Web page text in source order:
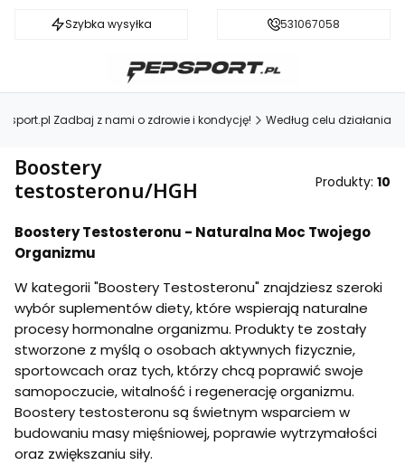
Szybka wysyłka Darmowa dostawa od 199 zł
531067058
Zadbaj z nami o zdrowie i kondycję! Według celu działania
Boostery
testosteronu/HGH
Produkty: 10
Boostery Testosteronu - Naturalna Moc Twojego
Organizmu
W kategorii "Boostery Testosteronu" znajdziesz szeroki
wybór suplementów diety, które wspierają naturalne
procesy hormonalne organizmu. Produkty te zostały
stworzone z myślą o osobach aktywnych fizycznie,
sportowcach oraz tych, którzy chcą poprawić swoje
samopoczucie, witalność i regenerację organizmu.
Boostery testosteronu są świetnym wsparciem w
budowaniu masy mięśniowej, poprawie wytrzymałości
oraz zwiększaniu siły.